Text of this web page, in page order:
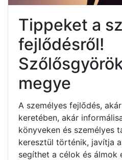
Tippeket a
fejlődésről!
megye
A személyes fejlődés,
keretében, akár
könyveken és személyes
keresztül történik, javítja
segíthet a célok és álmok